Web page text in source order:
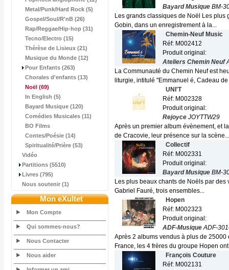
Metal/Punk/Hard Rock (5)
Gospel/Soul/R'nB (26)
Rap/Reggae/Hip-hop (31)
Tecno/Electro (15)
Thérèse de Lisieux (21)
Musique du Monde (12)
Pour Enfants (263)
Chorales d'enfants (13)
Noël (69)
In English (5)
Bayard Musique (120)
Comédies Musicales (11)
BO Films
Contes/Poésie (14)
Spiritualité/Prière (53)
Vidéo
Partitions (5510)
Livres (795)
Nous soutenir (1)
Mon eXultet
Mon Compte
Qui sommes-nous?
Nous Contacter
Nous aider
Bayard Musique BM-
Les grands classiques de Noël Les
Gobin, dans un enregistrement à la...
Chemin-Neuf Music
Réf: M002412
Produit original:
Ateliers Chemin Neuf
La Communauté du Chemin Neuf est
liturgie, intitulé "Emmanuel é, Cadeau
UNI'T
Réf: M002328
Produit original:
Rejoyce JOYTTW29
Après un premier album évènement, et
de Cracovie, leur présence sur la scène...
Collectif
Réf: M002331
Produit original:
Bayard Musique BM-
Les plus beaux chants de Noëls par
Gabriel Fauré, trois ensembles...
Hopen
Réf: M002323
Produit original:
ADF-MusiqueADF-
Après 2 albums vendus à plus de
France, les 4 frères du groupe Hopen
François Couture
Réf: M002131